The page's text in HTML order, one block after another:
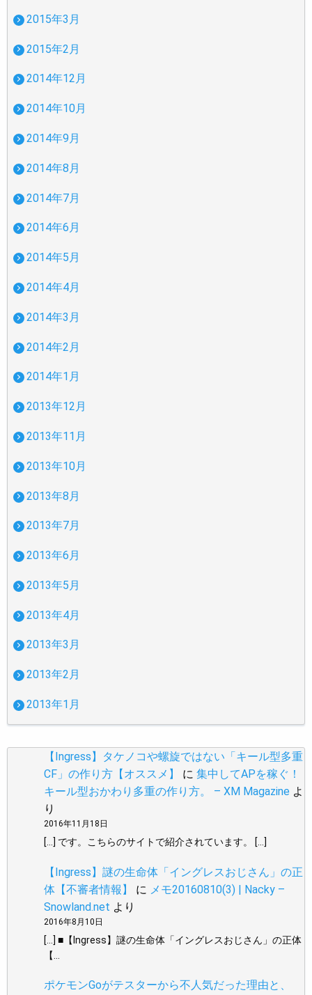
2015年3月
2015年2月
2014年12月
2014年10月
2014年9月
2014年8月
2014年7月
2014年6月
2014年5月
2014年4月
2014年3月
2014年2月
2014年1月
2013年12月
2013年11月
2013年10月
2013年8月
2013年7月
2013年6月
2013年5月
2013年4月
2013年3月
2013年2月
2013年1月
【Ingress】タケノコや螺旋ではない「キール型多重
CF」の作り方【オススメ】
に 集中してAPを稼ぐ！
キール型おかわり多重の作り方。 – XM Magazine よ
り
2016年11月18日
[…] です。こちらのサイトで紹介されています。 […]
【Ingress】謎の生命体「イングレスおじさん」の正
体【不審者情報】
に メモ20160810(3) | Nacky –
Snowland.net より
2016年8月10日
[…] ■【Ingress】謎の生命体「イングレスおじさん」の正体
【…
ポケモンGoがテスターから不人気だった理由と、